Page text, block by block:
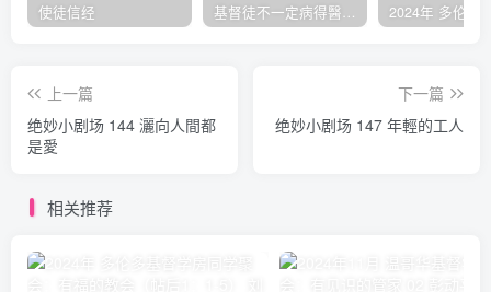
使徒信经 基督徒不一定病得醫治？寇紹恩牧師談基督徒的醫治與盼望
上一篇
绝妙小剧场 144 灑向人間都
是愛
下一篇
绝妙小剧场 147 年輕的工人
相关推荐